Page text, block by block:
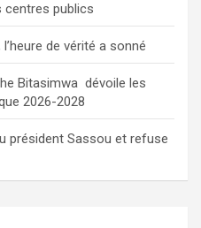
centres publics
de vérité a sonné
Bitasimwa dévoile les
2026-2028
président Sassou et refuse